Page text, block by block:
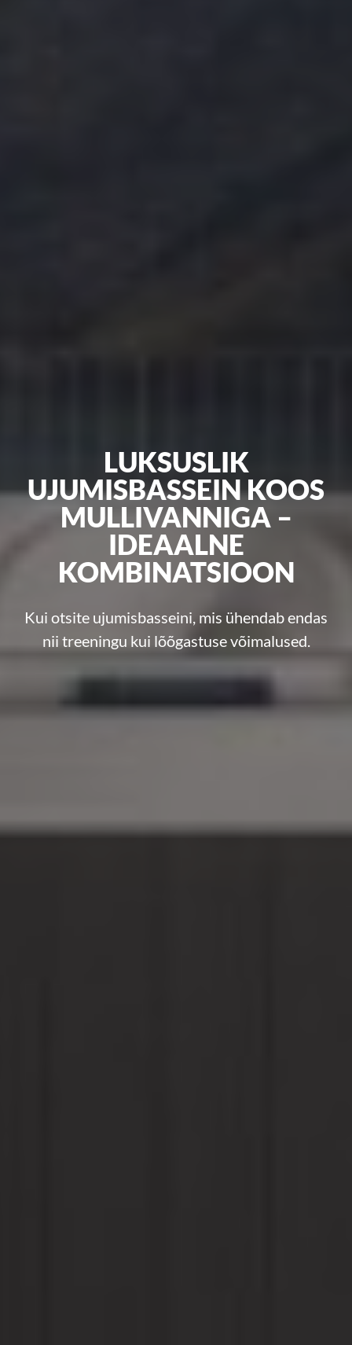
LUKSUSLIK
UJUMISBASSEIN KOOS
MULLIVANNIGA –
IDEAALNE
KOMBINATSIOON
Kui otsite ujumisbasseini, mis ühendab endas
nii treeningu kui lõõgastuse võimalused.